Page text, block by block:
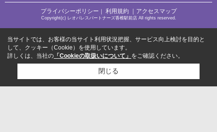
プライバシーポリシー ｜ 利用規約 ｜アクセスマップ
Copyright(c) レオパレスパートナーズ香椎駅前店 All rights reserved.
当サイトでは、お客様の当サイト利用状況把握、サービス向上検討を目的と
して、クッキー（Cookie）を使用しています。
詳しくは、当社の 「Cookieの取扱いについて」 をご確認ください。
閉じる